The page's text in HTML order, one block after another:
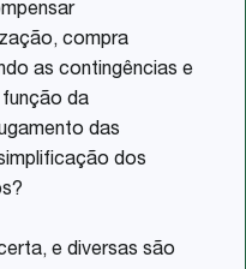
compra
as contingências e
da
das
dos
e diversas são